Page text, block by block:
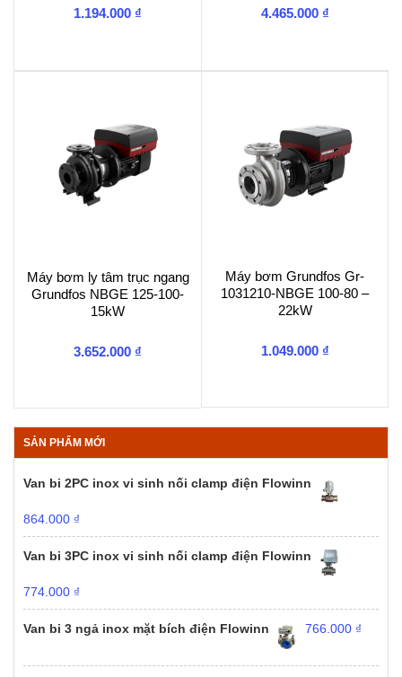
1.194.000 ₫ 4.465.000 ₫
Máy bơm ly tâm trục ngang
Grundfos NBGE 125-100-
15kW
3.652.000 ₫
Máy bơm Grundfos Gr-
1031210-NBGE 100-80 –
22kW
1.049.000 ₫
SẢN PHẨM MỚI
Van bi 2PC inox vi sinh nối clamp điện Flowinn
864.000 ₫
Van bi 3PC inox vi sinh nối clamp điện Flowinn
774.000 ₫
Van bi 3 ngả inox mặt bích điện Flowinn 766.000 ₫